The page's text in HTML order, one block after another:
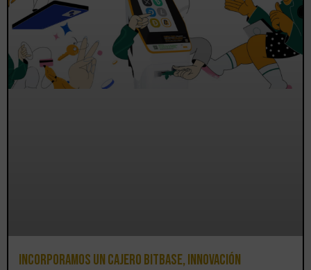
Incorporamos un cajero BitBase, innovación